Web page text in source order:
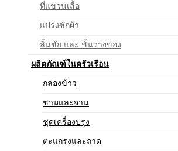
ที่แขวนเสื้อ
แปรงซักผ้า
ลิ้นชัก และ ชั้นวางของ
ผลิตภัณฑ์ในครัวเรือน
กล่องข้าว
ชามและจาน
ชุดเครื่องปรุง
ตะแกรงและถาด